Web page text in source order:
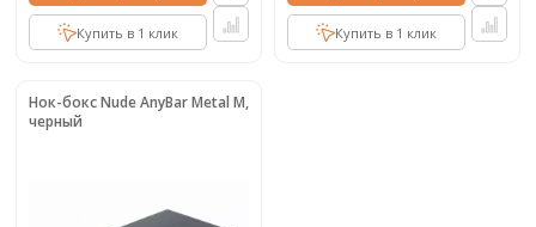
Купить в 1 клик Купить в 1 клик
Нок-бокс Nude AnyBar Metal M,
черный